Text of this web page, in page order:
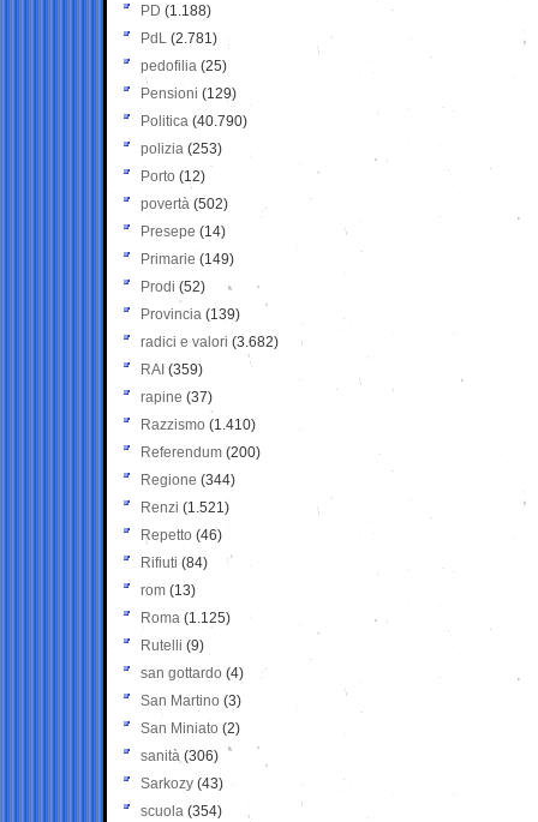
PD (1.188)
PdL (2.781)
pedofilia (25)
Pensioni (129)
Politica (40.790)
polizia (253)
Porto (12)
povertà (502)
Presepe (14)
Primarie (149)
Prodi (52)
Provincia (139)
radici e valori (3.682)
RAI (359)
rapine (37)
Razzismo (1.410)
Referendum (200)
Regione (344)
Renzi (1.521)
Repetto (46)
Rifiuti (84)
rom (13)
Roma (1.125)
Rutelli (9)
san gottardo (4)
San Martino (3)
San Miniato (2)
sanità (306)
Sarkozy (43)
scuola (354)